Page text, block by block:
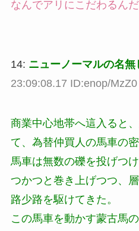
なんでアリにこだわるん
14: ニューノーマルの名無
23:09:08.17 ID:enop/MzZ0
商業中心地帯へ這入ると
て、為替仲買人の馬車の
馬車は無数の礫を投げつ
つかつと巻き上げつつ、
路少路を駆けてきた。
この馬車を動かす蒙古馬